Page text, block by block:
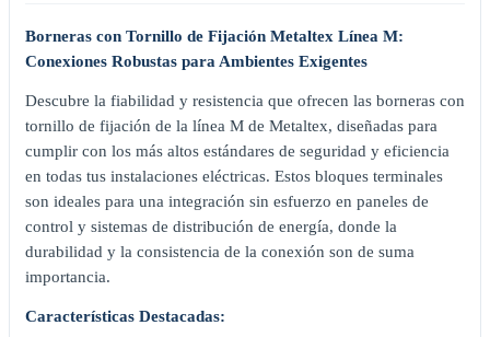
Borneras con Tornillo de Fijación Metaltex Línea M:
Conexiones Robustas para Ambientes Exigentes
Descubre la fiabilidad y resistencia que ofrecen las borneras con
tornillo de fijación de la línea M de Metaltex, diseñadas para
cumplir con los más altos estándares de seguridad y eficiencia
en todas tus instalaciones eléctricas. Estos bloques terminales
son ideales para una integración sin esfuerzo en paneles de
control y sistemas de distribución de energía, donde la
durabilidad y la consistencia de la conexión son de suma
importancia.
Características Destacadas: